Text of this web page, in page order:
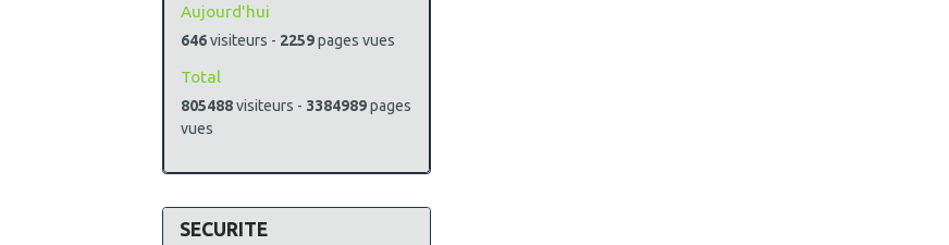
Aujourd'hui
646visiteurs - 2259pages vues
Total
805488visiteurs - 3384989pages
vues
SECURITE